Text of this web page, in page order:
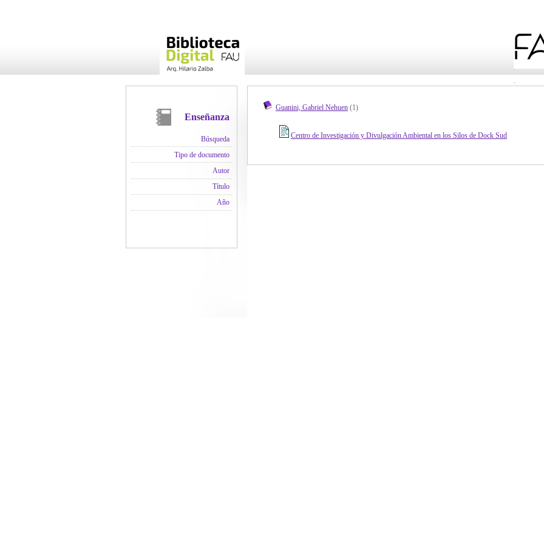
Enseñanza
Búsqueda
Tipo de documento
Autor
Título
Año
Guanini, Gabriel Nehuen(1)
Centro de Investigación y Divulgación Ambiental en los Silos de Dock Sud